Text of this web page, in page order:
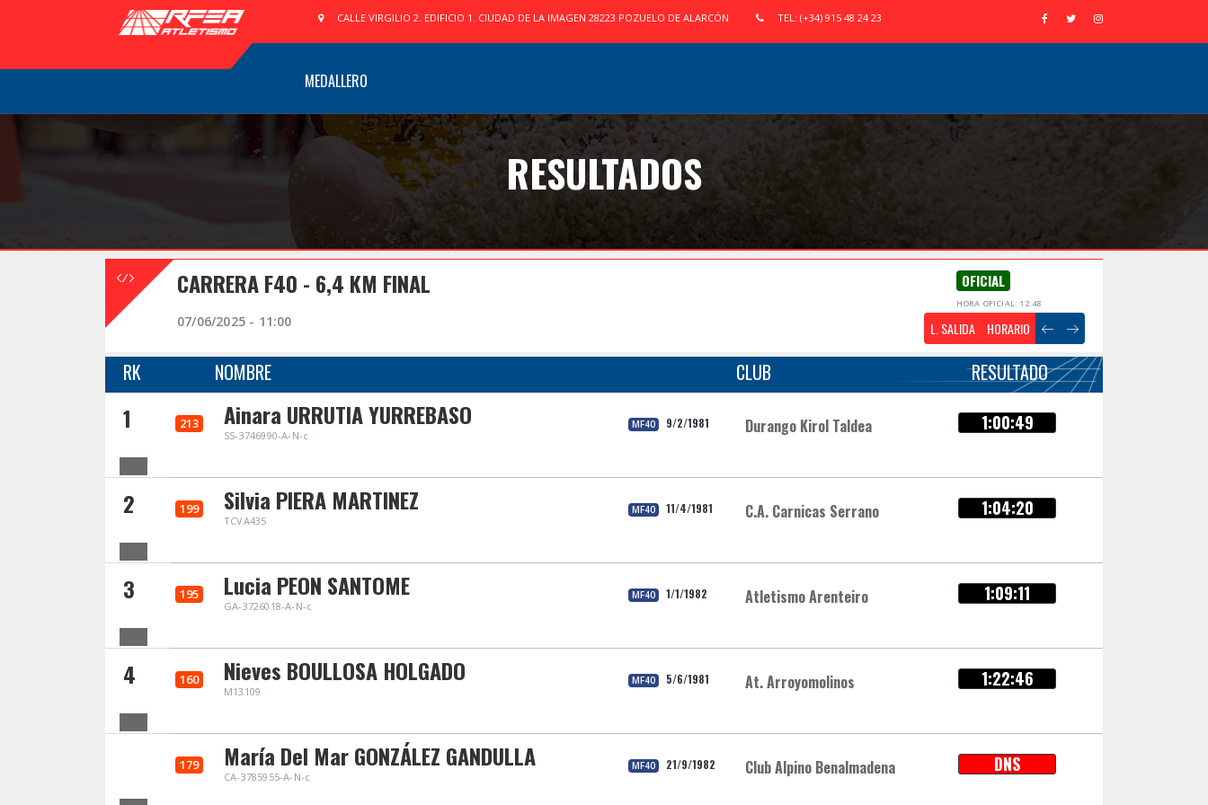
CALLE VIRGILIO 2. EDIFICIO 1. CIUDAD DE LA IMAGEN 28223 POZUELO DE ALARCÓN TEL: (+34) 915 48 24 23
MEDALLERO
RESULTADOS
CARRERA F40 - 6,4 KM FINAL OFICIAL
HORA OFICIAL: 12:48
07/06/2025 - 11:00 L. SALIDA HORARIO
RK NOMBRE CLUB RESULTADO
1 213 Ainara URRUTIA YURREBASO
SS-3746990-A-N-c
MF40 9/2/1981 Durango Kirol Taldea 1:00:49
2 199 Silvia PIERA MARTINEZ
TCVA435
MF40 11/4/1981 C.A. Carnicas Serrano 1:04:20
3 195 Lucia PEON SANTOME
GA-3726018-A-N-c
MF40 1/1/1982 Atletismo Arenteiro 1:09:11
4 160 Nieves BOULLOSA HOLGADO
M13109
MF40 5/6/1981 At. Arroyomolinos 1:22:46
179 María Del Mar GONZÁLEZ GANDULLA
CA-3785955-A-N-c
MF40 21/9/1982 Club Alpino Benalmadena DNS